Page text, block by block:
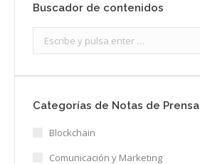
Buscador de contenidos
Categorías de Notas de Prensa
Blockchain
Comunicación y Marketing